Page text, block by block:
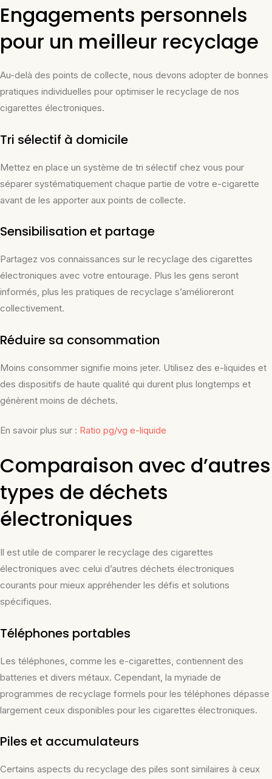
Engagements personnels
pour un meilleur recyclage
Au-delà des points de collecte, nous devons adopter de bonnes
pratiques individuelles pour optimiser le recyclage de nos
cigarettes électroniques.
Tri sélectif à domicile
Mettez en place un système de tri sélectif chez vous pour
séparer systématiquement chaque partie de votre e-cigarette
avant de les apporter aux points de collecte.
Sensibilisation et partage
Partagez vos connaissances sur le recyclage des cigarettes
électroniques avec votre entourage. Plus les gens seront
informés, plus les pratiques de recyclage s’amélioreront
collectivement.
Réduire sa consommation
Moins consommer signifie moins jeter. Utilisez des e-liquides et
des dispositifs de haute qualité qui durent plus longtemps et
génèrent moins de déchets.
En savoir plus sur : Ratio pg/vg e-liquide
Comparaison avec d’autres
types de déchets
électroniques
Il est utile de comparer le recyclage des cigarettes
électroniques avec celui d’autres déchets électroniques
courants pour mieux appréhender les défis et solutions
spécifiques.
Téléphones portables
Les téléphones, comme les e-cigarettes, contiennent des
batteries et divers métaux. Cependant, la myriade de
programmes de recyclage formels pour les téléphones dépasse
largement ceux disponibles pour les cigarettes électroniques.
Piles et accumulateurs
Certains aspects du recyclage des piles sont similaires à ceux